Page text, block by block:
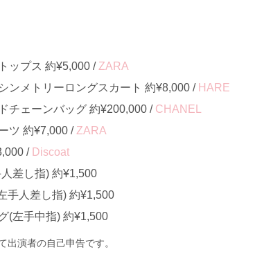
ップス 約¥5,000 / ZARA
ンメトリーロングスカート 約¥8,000 / HARE
チェーンバッグ 約¥200,000 / CHANEL
ツ 約¥7,000 / ZARA
/ Discoat
差し指) 約¥1,500
手人差し指) 約¥1,500
(左手中指) 約¥1,500
演者の自己申告です。